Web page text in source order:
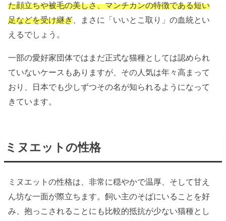
た顔立ちや被毛の美しさ、マンチカンの特徴である短い
足などを受け継ぎ 、まさに「いいとこ取り」の血統とい
えるでしょう。
一部の愛好家団体ではまだ正式な猫種としては認められ
ていないケースもありますが、その人気は年々高まって
おり、日本でも少しずつその名が知られるようになって
きています。
ミヌエットの性格
ミヌエットの性格は、非常に穏やかで温厚、そして甘え
ん坊な一面が際立ちます。飼い主のそばにいることを好
み、抱っこされることにも比較的抵抗が少ない猫種とし